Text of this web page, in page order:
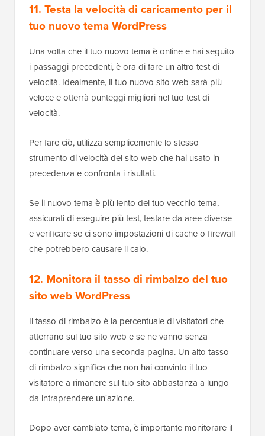
11. Testa la velocità di caricamento per il
tuo nuovo tema WordPress
Una volta che il tuo nuovo tema è online e hai seguito
i passaggi precedenti, è ora di fare un altro test di
velocità. Idealmente, il tuo nuovo sito web sarà più
veloce e otterrà punteggi migliori nel tuo test di
velocità.
Per fare ciò, utilizza semplicemente lo stesso
strumento di velocità del sito web che hai usato in
precedenza e confronta i risultati.
Se il nuovo tema è più lento del tuo vecchio tema,
assicurati di eseguire più test, testare da aree diverse
e verificare se ci sono impostazioni di cache o firewall
che potrebbero causare il calo.
12. Monitora il tasso di rimbalzo del tuo
sito web WordPress
Il tasso di rimbalzo è la percentuale di visitatori che
atterrano sul tuo sito web e se ne vanno senza
continuare verso una seconda pagina. Un alto tasso
di rimbalzo significa che non hai convinto il tuo
visitatore a rimanere sul tuo sito abbastanza a lungo
da intraprendere un'azione.
Dopo aver cambiato tema, è importante monitorare il